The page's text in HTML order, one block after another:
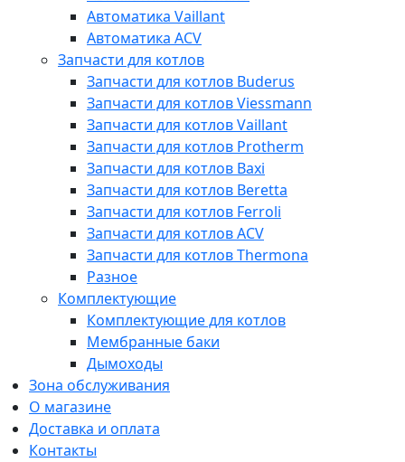
Автоматика Vaillant
Автоматика ACV
Запчасти для котлов
Запчасти для котлов Buderus
Запчасти для котлов Viessmann
Запчасти для котлов Vaillant
Запчасти для котлов Protherm
Запчасти для котлов Baxi
Запчасти для котлов Beretta
Запчасти для котлов Ferroli
Запчасти для котлов ACV
Запчасти для котлов Thermona
Разное
Комплектующие
Комплектующие для котлов
Мембранные баки
Дымоходы
Зона обслуживания
О магазине
Доставка и оплата
Контакты